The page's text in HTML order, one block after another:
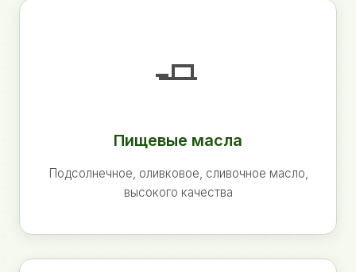
🧈
Пищевые масла
Подсолнечное, оливковое, сливочное масло,
высокого качества